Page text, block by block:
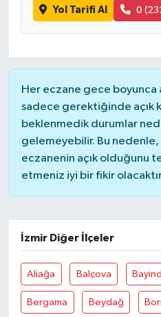
Yol Tarifi Al 0
Her eczane gece boyunca
sadece gerektiğinde açık
beklenmedik durumlar
gelemeyebilir. Bu nedenle,
eczanenin açık olduğunu
etmeniz iyi bir fikir
İzmir Diğer İlçeler
Aliağa Balçova
Bergama Beydağ